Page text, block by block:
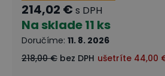
214,02 € s DPH
Na sklade11 ks
Doručíme: 11. 8. 2026
218,00 € bez DPH ušetríte 44,00